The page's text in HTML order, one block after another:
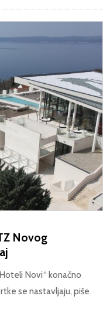
Novog
Novi“ konačno
se nastavljaju, piše